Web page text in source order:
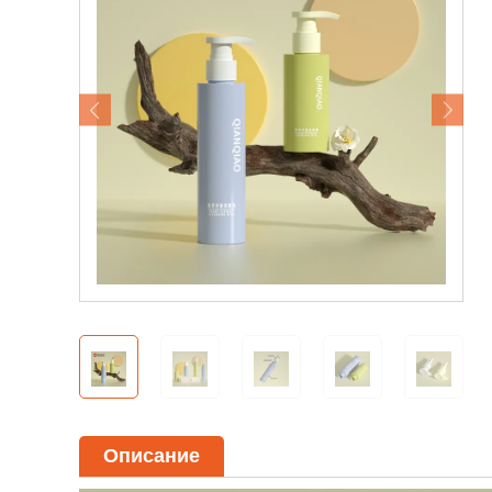
Тел. / WhatsApp / WeChat:
+8618320020407
Описание